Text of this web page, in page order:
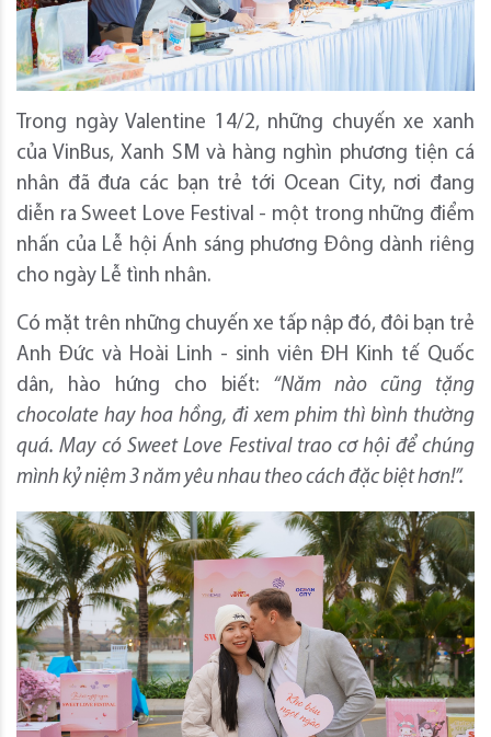
Trong ngày Valentine 14/2, những chuyến xe xanh
của VinBus, Xanh SM và hàng nghìn phương tiện cá
nhân đã đưa các bạn trẻ tới Ocean City, nơi đang
diễn ra Sweet Love Festival - một trong những điểm
nhấn của Lễ hội Ánh sáng phương Đông dành riêng
cho ngày Lễ tình nhân.
Có mặt trên những chuyến xe tấp nập đó, đôi bạn trẻ
Anh Đức và Hoài Linh - sinh viên ĐH Kinh tế Quốc
dân, hào hứng cho biết: “Năm nào cũng tặng
chocolate hay hoa hồng, đi xem phim thì bình thường
quá. May có Sweet Love Festival trao cơ hội để chúng
mình kỷ niệm 3 năm yêu nhau theo cách đặc biệt hơn!”.